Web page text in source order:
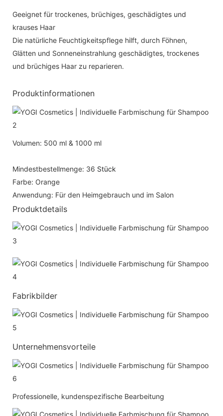
Geeignet für trockenes, brüchiges, geschädigtes und
krauses Haar
Die natürliche Feuchtigkeitspflege hilft, durch Föhnen,
Glätten und Sonneneinstrahlung geschädigtes, trockenes
und brüchiges Haar zu reparieren.
Produktinformationen
Volumen: 500 ml & 1000 ml
Mindestbestellmenge: 36 Stück
Farbe: Orange
Anwendung: Für den Heimgebrauch und im Salon
Produktdetails
Fabrikbilder
Unternehmensvorteile
Professionelle, kundenspezifische Bearbeitung